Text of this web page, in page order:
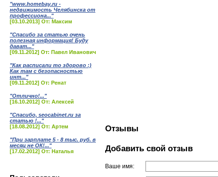
"www.homebay.ru -
недвижимость Челябинска от
профессиона..."
[03.10.2013] От: Максим
"Спасибо за статью очень
полезная информация! Буду
дават..."
[09.11.2012] От: Павел Иванович
"Как расписали то здорово :)
Как там с безопасностью
инт..."
[09.11.2012] От: Ренат
"Отлично!..."
[16.10.2012] От: Алексей
"Спасибо, seocabinet.ru за
статью !..."
[18.08.2012] От: Артем
"При зарплате 5 - 8 тыс. руб. в
месяц не ОК!..."
[17.02.2012] От: Наталья
Отзывы
Добавить свой отзыв
Ваше имя: